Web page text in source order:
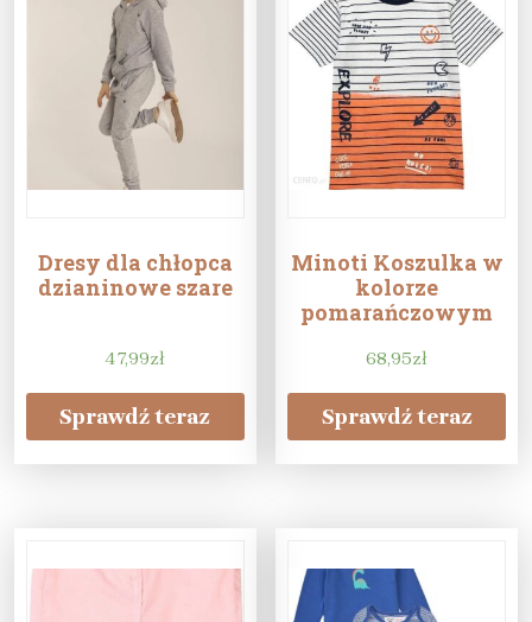
Dresy dla chłopca
dzianinowe szare
47,99zł
Sprawdź teraz
Minoti Koszulka w
kolorze
pomarańczowym
68,95zł
Sprawdź teraz